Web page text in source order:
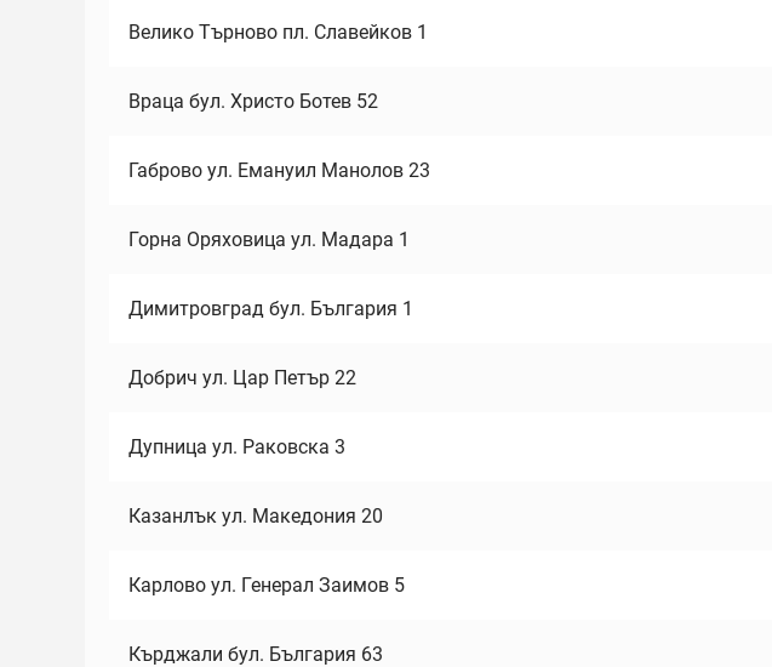
Велико Търново пл. Славейков 1
Враца бул. Христо Ботев 52
Габрово ул. Емануил Манолов 23
Горна Оряховица ул. Мадара 1
Димитровград бул. България 1
Добрич ул. Цар Петър 22
Дупница ул. Раковска 3
Казанлък ул. Македония 20
Карлово ул. Генерал Заимов 5
Кърджали бул. България 63